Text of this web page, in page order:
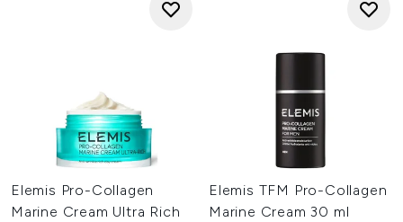
Elemis Pro-Collagen
Marine Cream Ultra Rich
Elemis TFM Pro-Collagen
Marine Cream 30 ml